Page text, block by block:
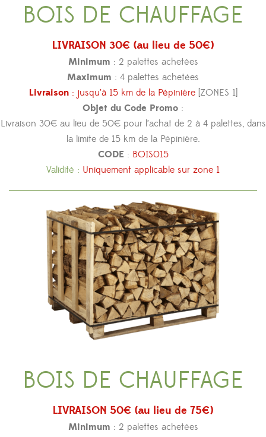
BOIS DE CHAUFFAGE
LIVRAISON 30€ (au lieu de 50€)
Minimum : 2 palettes achetées
Maximum : 4 palettes achetées
Livraison: jusqu’à 15 km de la Pépinière [ZONES 1]
Objet du Code Promo :
Livraison 30€ au lieu de 50€ pour l’achat de 2 à 4 palettes, dans
la limite de 15 km de la Pépinière.
CODE : BOIS015
Validité : Uniquement applicable sur zone 1
BOIS DE CHAUFFAGE
LIVRAISON 50€ (au lieu de 75€)
Minimum : 2 palettes achetées